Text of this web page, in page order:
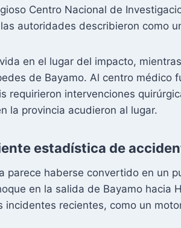
Centro Nacional de
autoridades describieron como
en el lugar del impacto,
de Bayamo. Al centro
requirieron intervenciones
la provincia acudieron al lugar.
estadística de
parece haberse convertido en un
en la salida de Bayamo hacia
incidentes recientes, como un